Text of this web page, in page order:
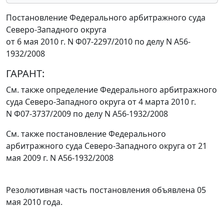
Постановление Федерального арбитражного суда
Северо-Западного округа
от 6 мая 2010 г. N Ф07-2297/2010 по делу N А56-
1932/2008
ГАРАНТ:
См. также определениеФедерального арбитражного
суда Северо-Западного округа от 4 марта 2010 г.
N Ф07-3737/2009 по делу N А56-1932/2008
См. также постановлениеФедерального
арбитражного суда Северо-Западного округа от 21
мая 2009 г. N А56-1932/2008
Резолютивная часть постановления объявлена 05
мая 2010 года.